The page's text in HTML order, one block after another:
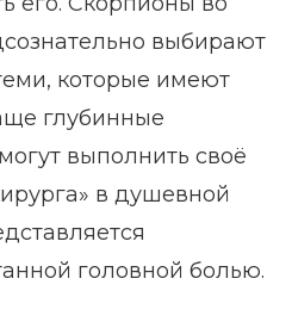
выбирают
которые имеют
глубинные
выполнить своё
в душевной
головной болью.